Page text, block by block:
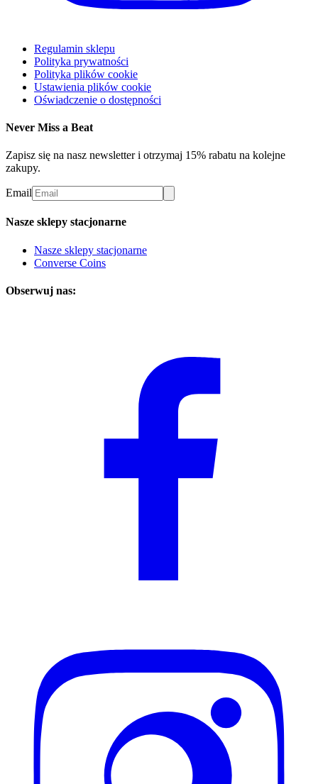
Regulamin sklepu
Polityka prywatności
Polityka plików cookie
Ustawienia plików cookie
Oświadczenie o dostępności
Never Miss a Beat
Zapisz się na nasz newsletter i otrzymaj 15% rabatu na kolejne
zakupy.
Email
Nasze sklepy stacjonarne
Nasze sklepy stacjonarne
Converse Coins
Obserwuj nas: